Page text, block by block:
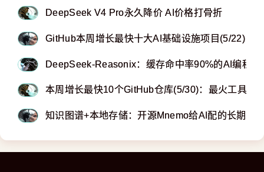
DeepSeek V4 Pro永久降价 AI价格打骨折
GitHub本周增长最快十大AI基础设施项目(5/22)
DeepSeek-Reasonix：缓存命中率90%的AI编程助
本周增长最快10个GitHub仓库(5/30)：最火工具给
知识图谱+本地存储：开源Mnemo给AI配的长期记